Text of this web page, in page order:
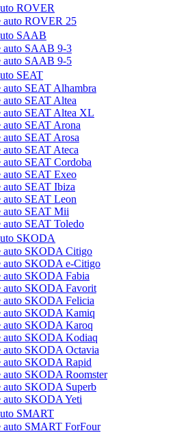
ROVER
auto ROVER 25
SAAB
auto SAAB 9-3
auto SAAB 9-5
SEAT
auto SEAT Alhambra
auto SEAT Altea
auto SEAT Altea XL
auto SEAT Arona
auto SEAT Arosa
auto SEAT Ateca
auto SEAT Cordoba
auto SEAT Exeo
auto SEAT Ibiza
auto SEAT Leon
auto SEAT Mii
auto SEAT Toledo
SKODA
auto SKODA Citigo
auto SKODA e-Citigo
auto SKODA Fabia
auto SKODA Favorit
auto SKODA Felicia
auto SKODA Kamiq
auto SKODA Karoq
auto SKODA Kodiaq
auto SKODA Octavia
auto SKODA Rapid
auto SKODA Roomster
auto SKODA Superb
auto SKODA Yeti
SMART
auto SMART ForFour